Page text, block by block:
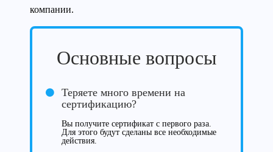
компании.
Основные вопросы
Теряете много времени на
сертификацию?
Вы получите сертификат с первого раза.
Для этого будут сделаны все необходимые
действия.